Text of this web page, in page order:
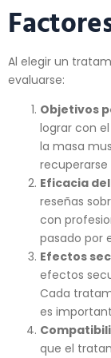
Al elegir un
evaluarse:
Objetivos
lograr con
la masa
recuperarse
Eficacia
reseñas
con
pasado por
Efectos
efectos
Cada
es
que el